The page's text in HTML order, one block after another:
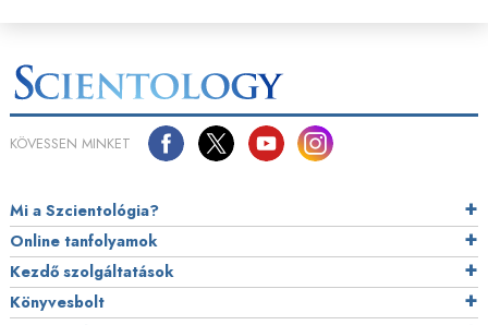
KÖVESSEN MINKET
Mi a Szcientológia?
Online tanfolyamok
Kezdő szolgáltatások
Könyvesbolt